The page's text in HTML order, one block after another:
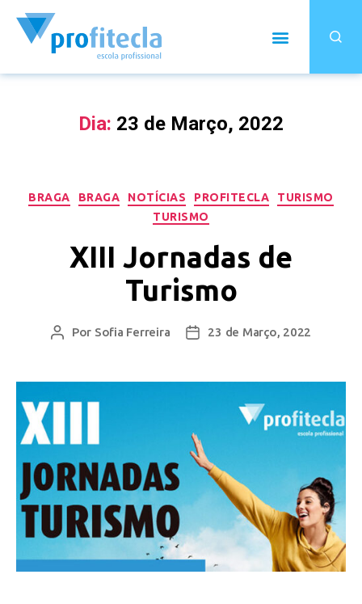
Dia: 23 de Março, 2022
BRAGA BRAGA NOTÍCIAS PROFITECLA
TURISMO
TURISMO
XIII Jornadas de
Turismo
Por Sofia Ferreira 23 de Março, 2022